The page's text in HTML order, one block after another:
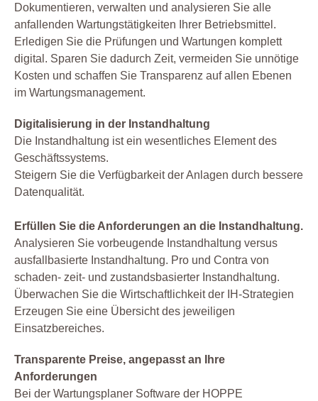
Dokumentieren, verwalten und analysieren Sie alle
anfallenden Wartungstätigkeiten Ihrer Betriebsmittel.
Erledigen Sie die Prüfungen und Wartungen komplett
digital. Sparen Sie dadurch Zeit, vermeiden Sie unnötige
Kosten und schaffen Sie Transparenz auf allen Ebenen
im Wartungsmanagement.
Digitalisierung in der Instandhaltung
Die Instandhaltung ist ein wesentliches Element des
Geschäftssystems.
Steigern Sie die Verfügbarkeit der Anlagen durch bessere
Datenqualität.
Erfüllen Sie die Anforderungen an die Instandhaltung.
Analysieren Sie vorbeugende Instandhaltung versus
ausfallbasierte Instandhaltung. Pro und Contra von
schaden- zeit- und zustandsbasierter Instandhaltung.
Überwachen Sie die Wirtschaftlichkeit der IH-Strategien
Erzeugen Sie eine Übersicht des jeweiligen
Einsatzbereiches.
Transparente Preise, angepasst an Ihre
Anforderungen
Bei der Wartungsplaner Software der HOPPE